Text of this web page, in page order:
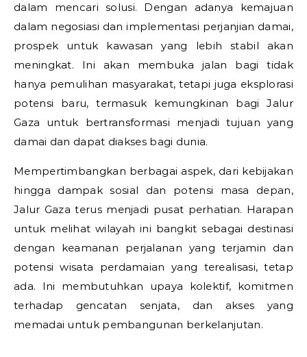
dalam mencari solusi. Dengan adanya kemajuan
dalam negosiasi dan implementasi perjanjian damai,
prospek untuk kawasan yang lebih stabil akan
meningkat. Ini akan membuka jalan bagi tidak
hanya pemulihan masyarakat, tetapi juga eksplorasi
potensi baru, termasuk kemungkinan bagi Jalur
Gaza untuk bertransformasi menjadi tujuan yang
damai dan dapat diakses bagi dunia.
Mempertimbangkan berbagai aspek, dari kebijakan
hingga dampak sosial dan potensi masa depan,
Jalur Gaza terus menjadi pusat perhatian. Harapan
untuk melihat wilayah ini bangkit sebagai destinasi
dengan keamanan perjalanan yang terjamin dan
potensi wisata perdamaian yang terealisasi, tetap
ada. Ini membutuhkan upaya kolektif, komitmen
terhadap gencatan senjata, dan akses yang
memadai untuk pembangunan berkelanjutan.